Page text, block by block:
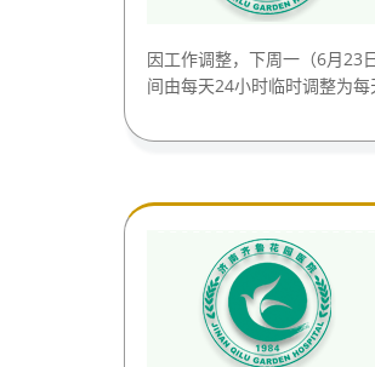
因工作调整，下周一（6月23
间由每天24小时临时调整为